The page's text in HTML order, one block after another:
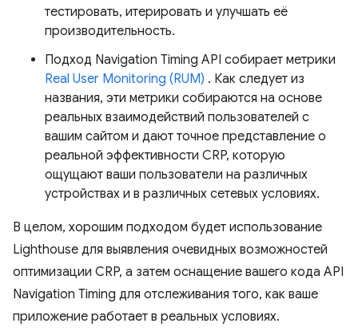
тестировать, итерировать и улучшать её
производительность.
Подход Navigation Timing API собирает метрики
Real User Monitoring (RUM) . Как следует из
названия, эти метрики собираются на основе
реальных взаимодействий пользователей с
вашим сайтом и дают точное представление о
реальной эффективности CRP, которую
ощущают ваши пользователи на различных
устройствах и в различных сетевых условиях.
В целом, хорошим подходом будет использование
Lighthouse для выявления очевидных возможностей
оптимизации CRP, а затем оснащение вашего кода API
Navigation Timing для отслеживания того, как ваше
приложение работает в реальных условиях.